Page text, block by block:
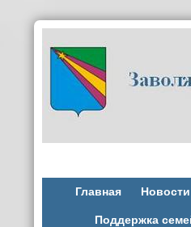
Главная Новости
Поддержка